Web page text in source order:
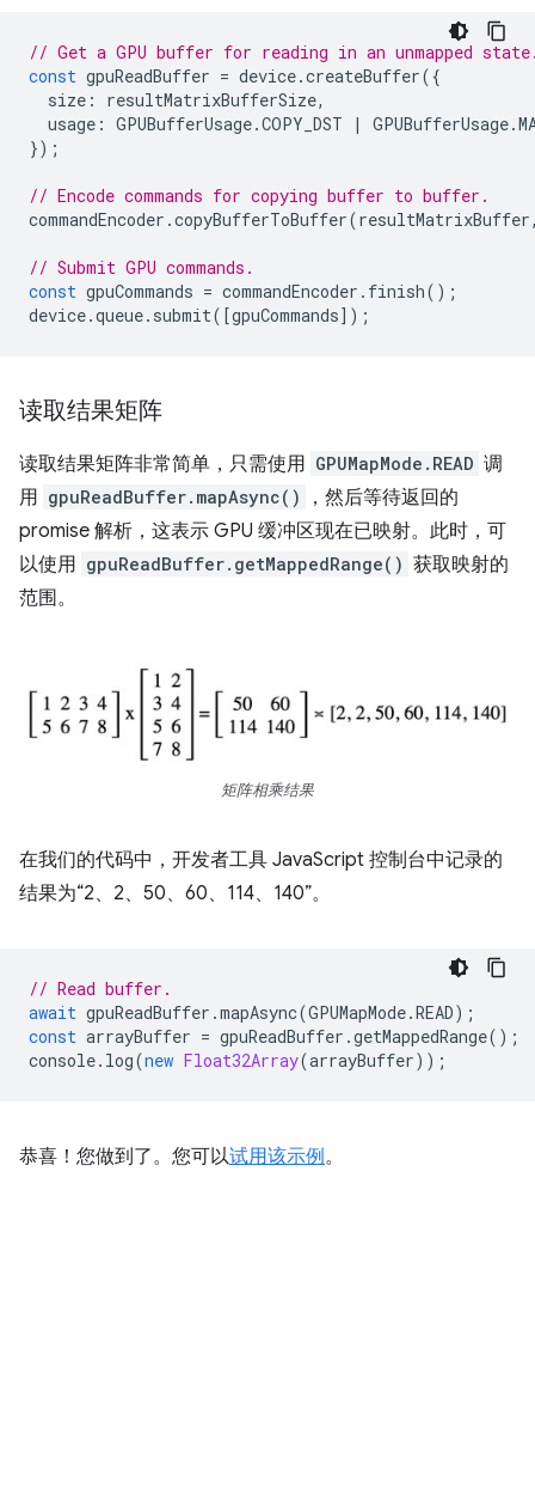
// Get a GPU buffer for reading in an unmapped
const gpuReadBuffer = device.createBuffer({
size : resultMatrixBufferSize,
usage : GPUBufferUsage.COPY_DST | GPUBufferUsage.
});
// Encode commands for copying buffer to buffer.
commandEncoder .copyBufferToBuffer(resultMatrixBuffer
// Submit GPU commands.
const gpuCommands = commandEncoder . finish();
device.queue. submit([gpuCommands]);
读取结果矩阵
读取结果矩阵非常简单，只需使用 GPUMapMode.READ 调
用 gpuReadBuffer.mapAsync()
，然后等待返回的
promise 解析，这表示 GPU 缓冲区现在已映射。此时，可
以使用 gpuReadBuffer.getMappedRange() 获取映射的
范围。
矩阵相乘结果
在我们的代码中，开发者工具 JavaScript 控制台中记录的
结果为“2、2、50、60、114、140”。
// Read buffer.
await gpuReadBuffer .mapAsync(GPUMapMode.READ);
const arrayBuffer = gpuReadBuffer .getMappedRange();
console. log(new Float32Array(arrayBuffer));
恭喜！您做到了。您可以试用该示例。